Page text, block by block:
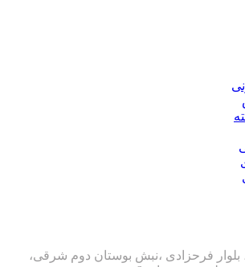
فرحزادی ،نبش بوستان دوم شرقی،